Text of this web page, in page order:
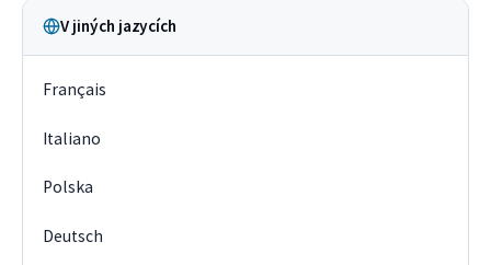
V jiných jazycích
Français
Italiano
Polska
Deutsch